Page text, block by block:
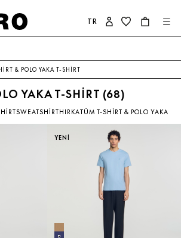
TR
& POLO YAKA T-SHIRT
YAKA T-SHIRT (68)
SWEATSHIRTHIRKATÜM T-SHIRT & POLO YAKA T-
YENİ